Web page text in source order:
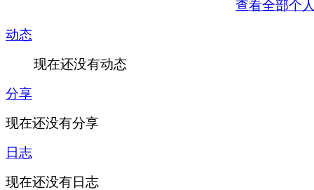
查看全部个
动态
现在还没有动态
分享
现在还没有分享
日志
现在还没有日志